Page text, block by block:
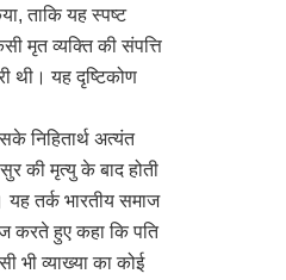
ताकि यह स्पष्ट
मृत व्यक्ति की संपत्ति
थी। यह दृष्टिकोण
निहितार्थ अत्यंत
की मृत्यु के बाद होती
यह तर्क भारतीय समाज
करते हुए कहा कि पति
भी व्याख्या का कोई